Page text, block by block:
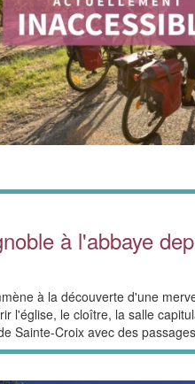
à l'abbaye
à la découverte d'une
l'église, le cloître, la salle
Sainte-Croix avec des